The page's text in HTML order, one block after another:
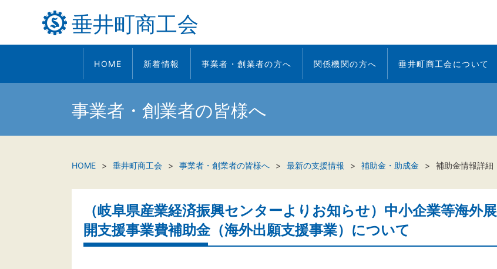
垂井町商工会
HOME 新着情報 事業者・創業者の方へ 関係機関の方へ 垂井町商工会について
事業者・創業者の皆様へ
HOME 垂井町商工会 事業者・創業者の皆様へ 最新の支援情報 補助金・助成金 補助金情報詳細
（岐阜県産業経済振興センターよりお知らせ）中小企業等海外展
開支援事業費補助金（海外出願支援事業）について